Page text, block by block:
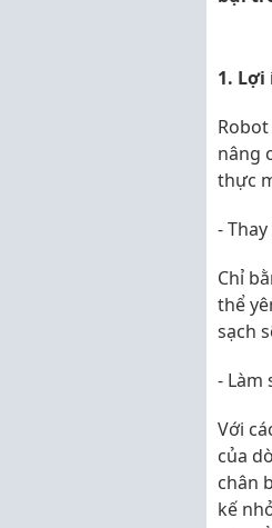
1.
nâng
thực
-
Chỉ
thể
sạch
- Làm
Với
của
chân
kế